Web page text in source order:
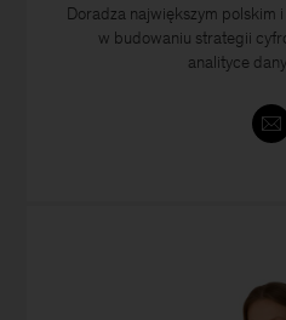
Doradza największym polskim
w budowaniu strategii
analityce